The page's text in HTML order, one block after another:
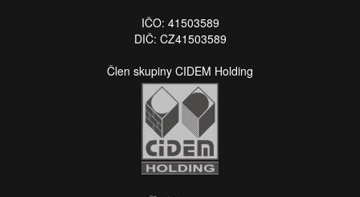
IČO: 41503589
DIČ: CZ41503589
Člen skupiny CIDEM Holding